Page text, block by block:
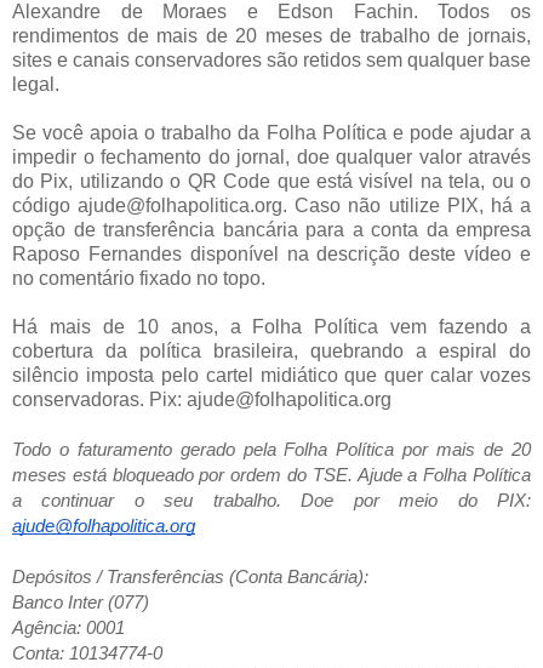
Alexandre de Moraes e Edson Fachin. Todos os
rendimentos de mais de 20 meses de trabalho de jornais,
sites e canais conservadores são retidos sem qualquer base
legal.
Se você apoia o trabalho da Folha Política e pode ajudar a
impedir o fechamento do jornal, doe qualquer valor através
do Pix, utilizando o QR Code que está visível na tela, ou o
código ajude@folhapolitica.org. Caso não utilize PIX, há a
opção de transferência bancária para a conta da empresa
Raposo Fernandes disponível na descrição deste vídeo e
no comentário fixado no topo.
Há mais de 10 anos, a Folha Política vem fazendo a
cobertura da política brasileira, quebrando a espiral do
silêncio imposta pelo cartel midiático que quer calar vozes
conservadoras. Pix: ajude@folhapolitica.org
Todo o faturamento gerado pela Folha Política por mais de 20
meses está bloqueado por ordem do TSE. Ajude a Folha Política
a continuar o seu trabalho. Doe por meio do PIX:
ajude@folhapolitica.org
Depósitos / Transferências (Conta Bancária):
Banco Inter (077)
Agência: 0001
Conta: 10134774-0